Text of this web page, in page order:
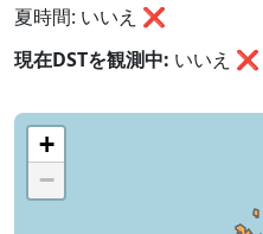
夏時間: いいえ ❌
現在DSTを観測中: いいえ ❌
+
−